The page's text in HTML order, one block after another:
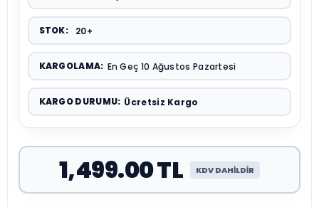
STOK: 20+
KARGOLAMA: En Geç 10 Ağustos Pazartesi
KARGO DURUMU: Ücretsiz Kargo
1,499.00 TL KDV DAHİLDİR